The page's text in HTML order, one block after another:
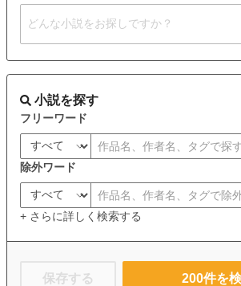
小説を探す
フリーワード
除外ワード
+ さらに詳しく検索する
保存する 200件を